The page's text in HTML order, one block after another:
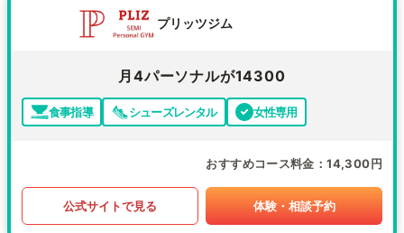
プリッツジム
月4パーソナルが14300
食事指導 シューズレンタル 女性専用
おすすめコース料金 14,300円
公式サイトで見る 体験・相談予約